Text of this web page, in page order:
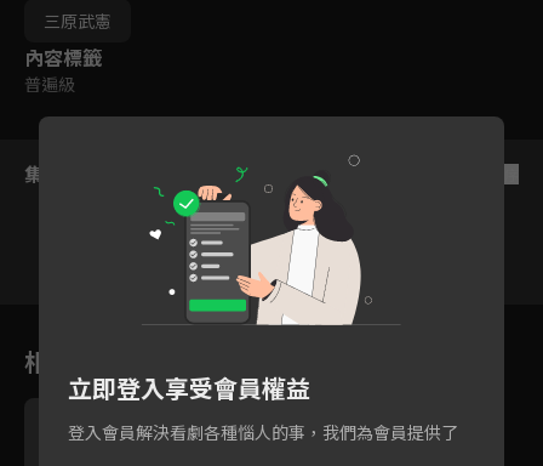
三原武憲
內容標籤
普遍級
集數列表
132 133 134
相關花絮
立即登入享受會員權益
登入會員解決看劇各種惱人的事，我們為會員提供了